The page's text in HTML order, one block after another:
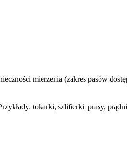
mierzenia (zakres pasów
tokarki, szlifierki, prasy,